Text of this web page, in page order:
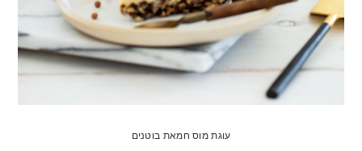
עוגת מוס חמאת בוטנים